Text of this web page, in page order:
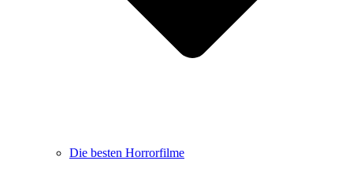
Die besten Horrorfilme